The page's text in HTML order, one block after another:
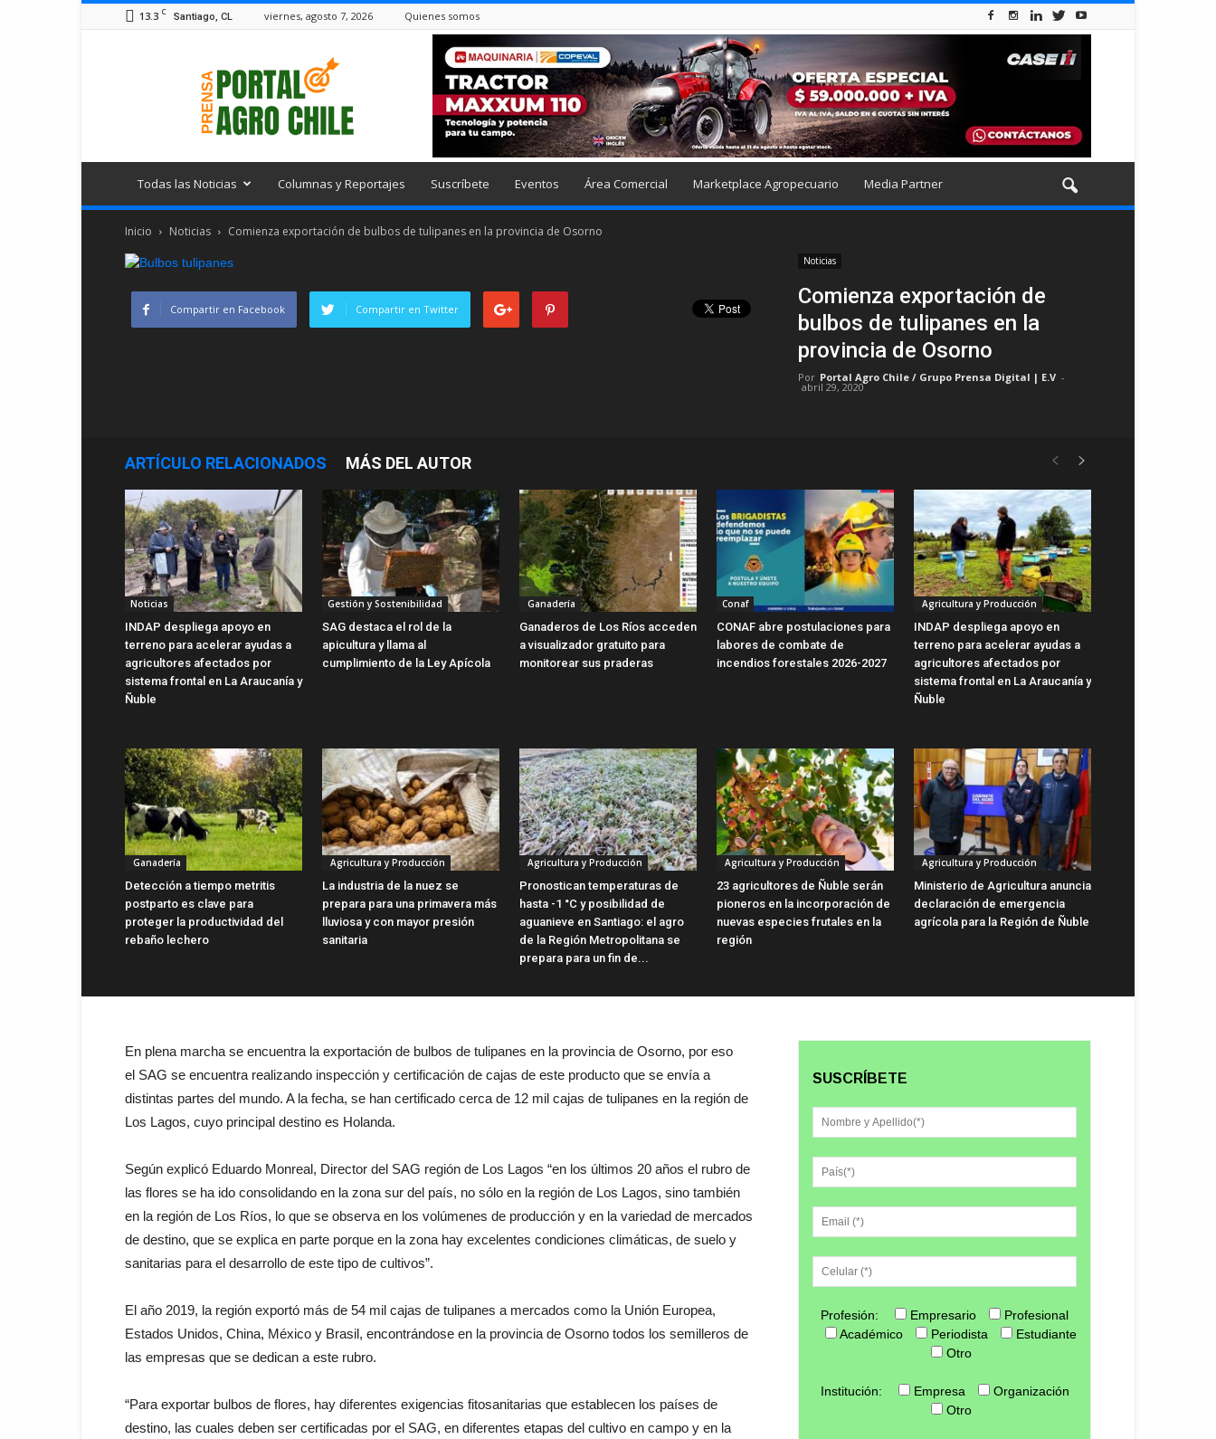
13.3 C Santiago, CL viernes, agosto 7, 2026 Quienes somos
Todas las Noticias Columnas y Reportajes Suscríbete Eventos Área Comercial Marketplace Agropecuario Media Partner
Inicio Noticias Comienza exportación de bulbos de tulipanes en la provincia de Osorno
Noticias
Comienza exportación de
bulbos de tulipanes en la
provincia de Osorno
Por Portal Agro Chile / Grupo Prensa Digital | E.V -
abril 29, 2020
Compartir en Facebook Compartir en Twitter
ARTÍCULO RELACIONADOS MÁS DEL AUTOR
Noticias
INDAP despliega apoyo en
terreno para acelerar ayudas a
agricultores afectados por
sistema frontal en La Araucanía y
Ñuble
Gestión y Sostenibilidad
SAG destaca el rol de la
apicultura y llama al
cumplimiento de la Ley Apícola
Ganadería
Ganaderos de Los Ríos acceden
a visualizador gratuito para
monitorear sus praderas
Conaf
CONAF abre postulaciones para
labores de combate de
incendios forestales 2026-2027
Agricultura y Producción
INDAP despliega apoyo en
terreno para acelerar ayudas a
agricultores afectados por
sistema frontal en La Araucanía y
Ñuble
Ganadería
Detección a tiempo metritis
postparto es clave para
proteger la productividad del
rebaño lechero
Agricultura y Producción
La industria de la nuez se
prepara para una primavera más
lluviosa y con mayor presión
sanitaria
Agricultura y Producción
Pronostican temperaturas de
hasta -1 °C y posibilidad de
aguanieve en Santiago: el agro
de la Región Metropolitana se
prepara para un fin de...
Agricultura y Producción
23 agricultores de Ñuble serán
pioneros en la incorporación de
nuevas especies frutales en la
región
Agricultura y Producción
Ministerio de Agricultura anuncia
declaración de emergencia
agrícola para la Región de Ñuble
En plena marcha se encuentra la exportación de bulbos de tulipanes en la provincia de Osorno, por eso
el SAG se encuentra realizando inspección y certificación de cajas de este producto que se envía a
distintas partes del mundo. A la fecha, se han certificado cerca de 12 mil cajas de tulipanes en la región de
Los Lagos, cuyo principal destino es Holanda.
Según explicó Eduardo Monreal, Director del SAG región de Los Lagos “en los últimos 20 años el rubro de
las flores se ha ido consolidando en la zona sur del país, no sólo en la región de Los Lagos, sino también
en la región de Los Ríos, lo que se observa en los volúmenes de producción y en la variedad de mercados
de destino, que se explica en parte porque en la zona hay excelentes condiciones climáticas, de suelo y
sanitarias para el desarrollo de este tipo de cultivos”.
El año 2019, la región exportó más de 54 mil cajas de tulipanes a mercados como la Unión Europea,
Estados Unidos, China, México y Brasil, encontrándose en la provincia de Osorno todos los semilleros de
las empresas que se dedican a este rubro.
“Para exportar bulbos de flores, hay diferentes exigencias fitosanitarias que establecen los países de
destino, las cuales deben ser certificadas por el SAG, en diferentes etapas del cultivo en campo y en la
SUSCRÍBETE
Profesión: Empresario
Profesional
Académico
Periodista
Estudiante
Otro
Institución: Empresa
Organización
Otro